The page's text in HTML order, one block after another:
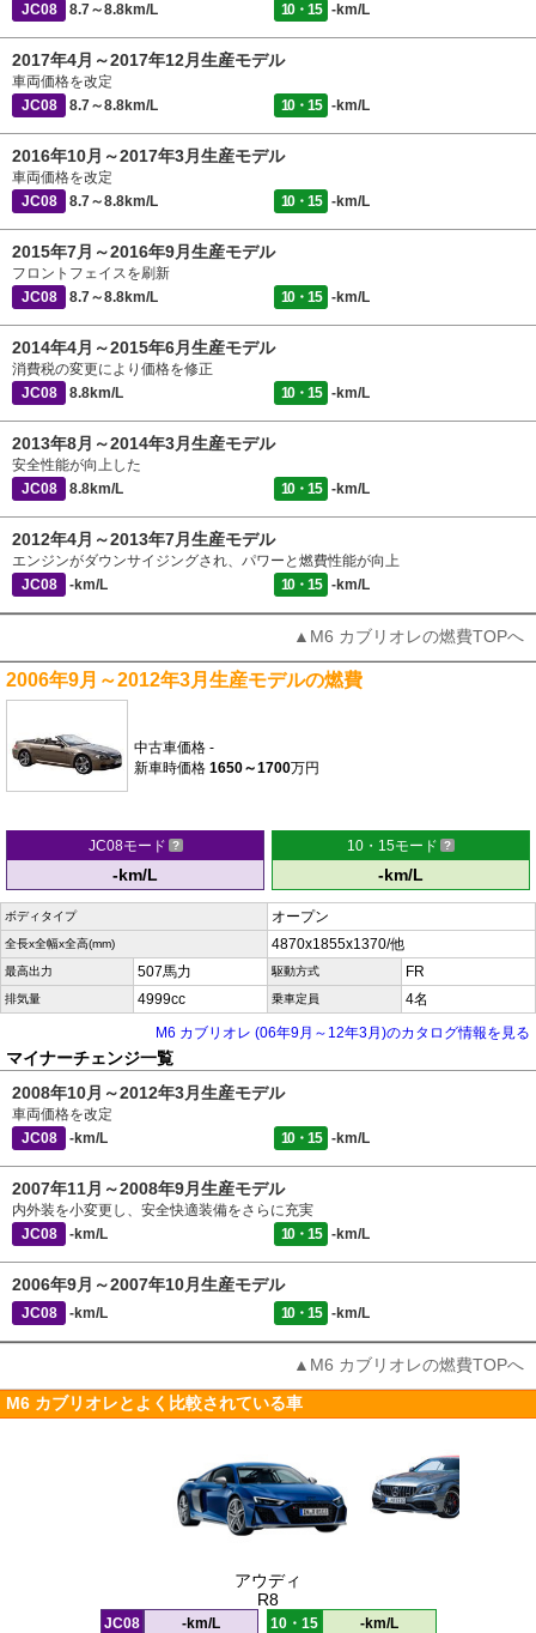
JC08
8.7～8.8km/L 10・15 -km/L
2017年4月～2017年12月生産モデル
車両価格を改定
JC08
8.7～8.8km/L 10・15 -km/L
2016年10月～2017年3月生産モデル
車両価格を改定
JC08
8.7～8.8km/L 10・15 -km/L
2015年7月～2016年9月生産モデル
フロントフェイスを刷新
JC08
8.7～8.8km/L 10・15 -km/L
2014年4月～2015年6月生産モデル
消費税の変更により価格を修正
JC08
8.8km/L 10・15 -km/L
2013年8月～2014年3月生産モデル
安全性能が向上した
JC08
8.8km/L 10・15 -km/L
2012年4月～2013年7月生産モデル
エンジンがダウンサイジングされ、パワーと燃費性能が向上
JC08
-km/L 10・15 -km/L
▲M6 カブリオレの燃費TOPへ
2006年9月～2012年3月生産モデルの燃費
中古車価格 -
新車時価格 1650～1700万円
JC08モード
-km/L
10・15モード
-km/L
ボディタイプ オープン
全長x全幅x全高(mm) 4870x1855x1370/他
最高出力 507馬力 駆動方式 FR
排気量 4999cc 乗車定員
4名
M6 カブリオレ (06年9月～12年3月)のカタログ情報を見る
マイナーチェンジ一覧
2008年10月～2012年3月生産モデル
車両価格を改定
JC08
-km/L 10・15 -km/L
2007年11月～2008年9月生産モデル
内外装を小変更し、安全快適装備をさらに充実
JC08
-km/L 10・15 -km/L
2006年9月～2007年10月生産モデル
JC08 -km/L 10・15 -km/L
▲M6 カブリオレの燃費TOPへ
M6 カブリオレとよく比較されている車
アウディ
R8
JC08 -km/L 10・15 -km/L